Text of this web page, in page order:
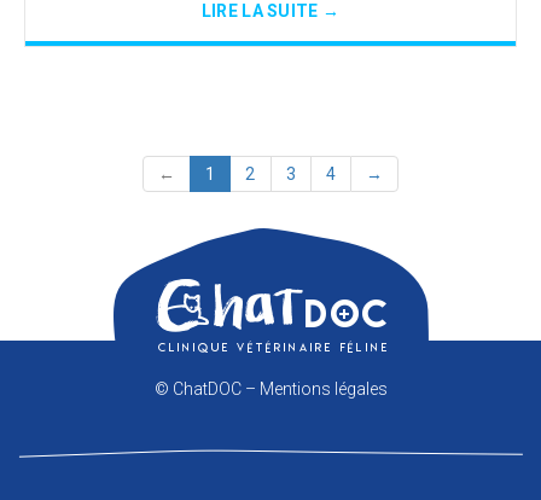
LIRE LA SUITE →
← 1 2 3 4 →
© ChatDOC – Mentions légales